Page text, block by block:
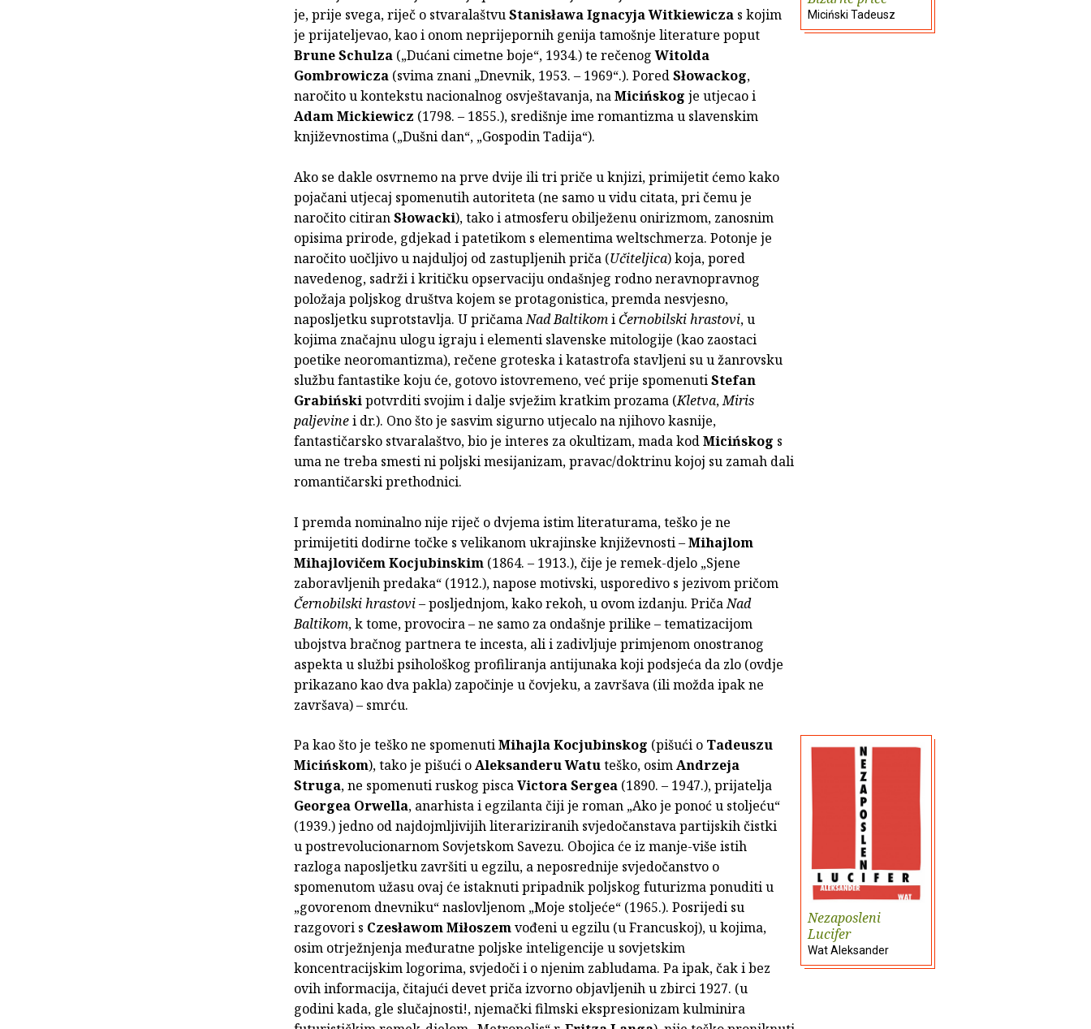
Miciński Tadeusz
je, prije svega, riječ o stvaralaštvuStanisława Ignacyja Witkiewicza s kojim
je prijateljevao, kao i onom neprijepornih genija tamošnje literature poput
Brune Schulza („Dućani cimetne boje“, 1934.) te rečenogWitolda
Gombrowicza (svima znani „Dnevnik, 1953. – 1969“.). PoredSłowackog,
naročito u kontekstu nacionalnog osvještavanja, naMicińskog je utjecao i
Adam Mickiewicz (1798. – 1855.), središnje ime romantizma u slavenskim
književnostima („Dušni dan“, „Gospodin Tadija“).
Ako se dakle osvrnemo na prve dvije ili tri priče u knjizi, primijetit ćemo kako
pojačani utjecaj spomenutih autoriteta (ne samo u vidu citata, pri čemu je
naročito citiranSłowacki), tako i atmosferu obilježenu onirizmom, zanosnim
opisima prirode, gdjekad i patetikom s elementima weltschmerza. Potonje je
naročito uočljivo u najduljoj od zastupljenih priča (Učiteljica) koja, pored
navedenog, sadrži i kritičku opservaciju ondašnjeg rodno neravnopravnog
položaja poljskog društva kojem se protagonistica, premda nesvjesno,
naposljetku suprotstavlja. U pričamaNad BaltikomiČernobilski hrastovi, u
kojima značajnu ulogu igraju i elementi slavenske mitologije (kao zaostaci
poetike neoromantizma), rečene groteska i katastrofa stavljeni su u žanrovsku
službu fantastike koju će, gotovo istovremeno, već prije spomenutiStefan
Grabińskipotvrditi svojim i dalje svježim kratkim prozama (Kletva,Miris
paljevinei dr.). Ono što je sasvim sigurno utjecalo na njihovo kasnije,
fantastičarsko stvaralaštvo, bio je interes za okultizam, mada kodMicińskog s
uma ne treba smesti ni poljski mesijanizam, pravac/doktrinu kojoj su zamah dali
romantičarski prethodnici.
I premda nominalno nije riječ o dvjema istim literaturama, teško je ne
primijetiti dodirne točke s velikanom ukrajinske književnosti –Mihajlom
Mihajlovičem Kocjubinskim (1864. – 1913.), čije je remek-djelo „Sjene
zaboravljenih predaka“ (1912.), napose motivski, usporedivo s jezivom pričom
Černobilski hrastovi– posljednjom, kako rekoh, u ovom izdanju. PričaNad
Baltikom, k tome, provocira – ne samo za ondašnje prilike – tematizacijom
ubojstva bračnog partnera te incesta, ali i zadivljuje primjenom onostranog
aspekta u službi psihološkog profiliranja antijunaka koji podsjeća da zlo (ovdje
prikazano kao dva pakla) započinje u čovjeku, a završava (ili možda ipak ne
završava) – smrću.
Nezaposleni
Lucifer
Wat Aleksander
Pa kao što je teško ne spomenutiMihajla Kocjubinskog (pišući o Tadeuszu
Micińskom), tako je pišući oAleksanderu Watuteško, osimAndrzeja
Struga, ne spomenuti ruskog piscaVictora Sergea (1890. – 1947.), prijatelja
Georgea Orwella, anarhista i egzilanta čiji je roman „Ako je ponoć u stoljeću“
(1939.) jedno od najdojmljivijih literariziranih svjedočanstava partijskih čistki
u postrevolucionarnom Sovjetskom Savezu. Obojica će iz manje-više istih
razloga naposljetku završiti u egzilu, a neposrednije svjedočanstvo o
spomenutom užasu ovaj će istaknuti pripadnik poljskog futurizma ponuditi u
„govorenom dnevniku“ naslovljenom „Moje stoljeće“ (1965.). Posrijedi su
razgovori s Czesławom Miłoszemvođeni u egzilu (u Francuskoj), u kojima,
osim otrježnjenja međuratne poljske inteligencije u sovjetskim
koncentracijskim logorima, svjedoči i o njenim zabludama. Pa ipak, čak i bez
ovih informacija, čitajući devet priča izvorno objavljenih u zbirci 1927. (u
godini kada, gle slučajnosti!, njemački filmski ekspresionizam kulminira